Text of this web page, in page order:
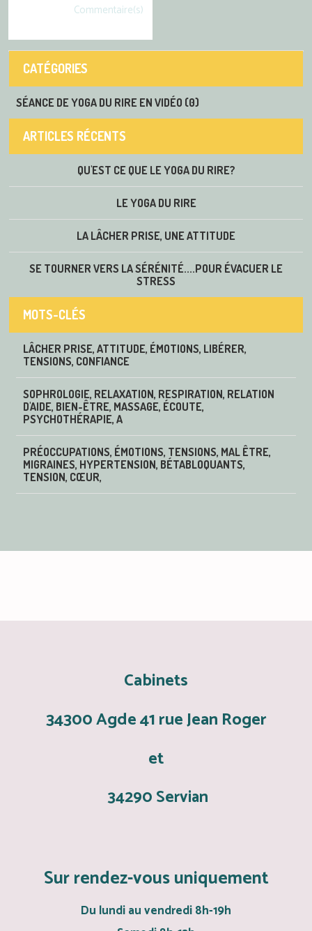
Commentaire(s)
CATÉGORIES
SÉANCE DE YOGA DU RIRE EN VIDÉO (0)
ARTICLES RÉCENTS
QU'EST CE QUE LE YOGA DU RIRE?
LE YOGA DU RIRE
LA LÂCHER PRISE, UNE ATTITUDE
SE TOURNER VERS LA SÉRÉNITÉ....POUR ÉVACUER LE
STRESS
MOTS-CLÉS
LÂCHER PRISE, ATTITUDE, ÉMOTIONS, LIBÉRER,
TENSIONS, CONFIANCE
SOPHROLOGIE, RELAXATION, RESPIRATION, RELATION
D'AIDE, BIEN-ÊTRE, MASSAGE, ÉCOUTE,
PSYCHOTHÉRAPIE, A
PRÉOCCUPATIONS, ÉMOTIONS, TENSIONS, MAL ÊTRE,
MIGRAINES, HYPERTENSION, BÉTABLOQUANTS,
TENSION, CŒUR,
Cabinets
34300 Agde 41 rue Jean Roger
et
34290 Servian
Sur rendez-vous uniquement
Du lundi au vendredi 8h-19h